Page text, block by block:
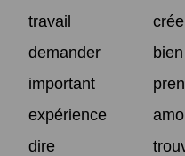
travail
demander
bien
important
expérience
dire